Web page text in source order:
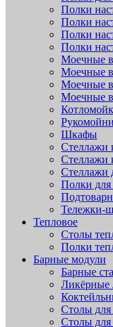
Полки
Полки
Полки
Полки
Моечные
Моечные
Моечные
Моечные
Шкафы
Стеллажи
Стеллажи
Стеллажи
Полки для
Тележки-
Тепловое
Столы
Полки
Барные модули
Барные
Ликёрные
Столы для
Столы для